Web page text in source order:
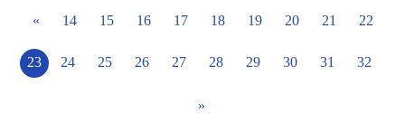
« 14 15 16 17 18 19 20 21 22
23 24 25 26 27 28 29 30 31 32
»